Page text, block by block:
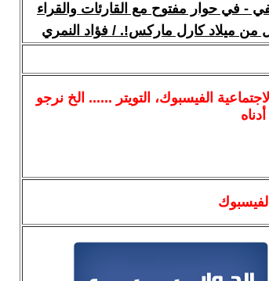
- في حوار مفتوح مع القارئات والقراء
من ميلاد كارل ماركس!. / فؤاد النمري
الفيسبوك، التويتر ...... الخ نرجو
أدناه